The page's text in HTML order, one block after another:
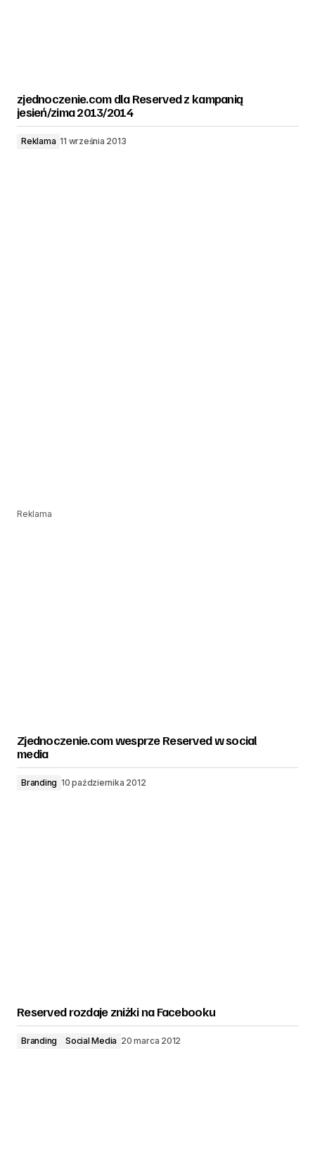
zjednoczenie.com dla Reserved z kampanią
jesień/zima 2013/2014
Reklama 11 września 2013
Reklama
Zjednoczenie.com wesprze Reserved w social
media
Branding 10 października 2012
Reserved rozdaje zniżki na Facebooku
Branding Social Media 20 marca 2012